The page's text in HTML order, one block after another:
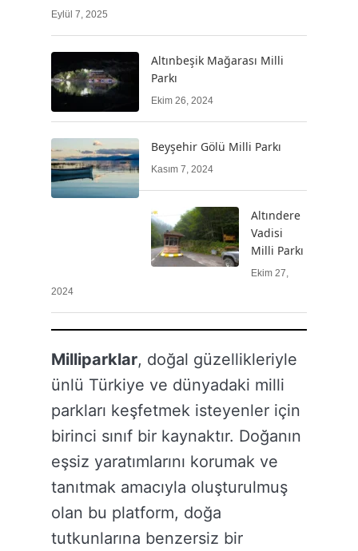
Eylül 7, 2025
Altınbeşik Mağarası Milli
Parkı
Ekim 26, 2024
Beyşehir Gölü Milli Parkı
Kasım 7, 2024
Altındere
Vadisi
Milli Parkı
Ekim 27,
2024
Milliparklar, doğal güzellikleriyle
ünlü Türkiye ve dünyadaki milli
parkları keşfetmek isteyenler için
birinci sınıf bir kaynaktır. Doğanın
eşsiz yaratımlarını korumak ve
tanıtmak amacıyla oluşturulmuş
olan bu platform, doğa
tutkunlarına benzersiz bir